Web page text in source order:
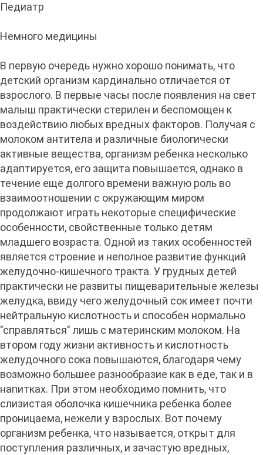
Педиатр
Немного медицины
В первую очередь нужно хорошо понимать, что
детский организм кардинально отличается от
взрослого. В первые часы после появления на свет
малыш практически стерилен и беспомощен к
воздействию любых вредных факторов. Получая с
молоком антитела и различные биологически
активные вещества, организм ребенка несколько
адаптируется, его защита повышается, однако в
течение еще долгого времени важную роль во
взаимоотношении с окружающим миром
продолжают играть некоторые специфические
особенности, свойственные только детям
младшего возраста. Одной из таких особенностей
является строение и неполное развитие функций
желудочно-кишечного тракта. У грудных детей
практически не развиты пищеварительные железы
желудка, ввиду чего желудочный сок имеет почти
нейтральную кислотность и способен нормально
"справляться" лишь с материнским молоком. На
втором году жизни активность и кислотность
желудочного сока повышаются, благодаря чему
возможно большее разнообразие как в еде, так и в
напитках. При этом необходимо помнить, что
слизистая оболочка кишечника ребенка более
проницаема, нежели у взрослых. Вот почему
организм ребенка, что называется, открыт для
поступления различных, и зачастую вредных,